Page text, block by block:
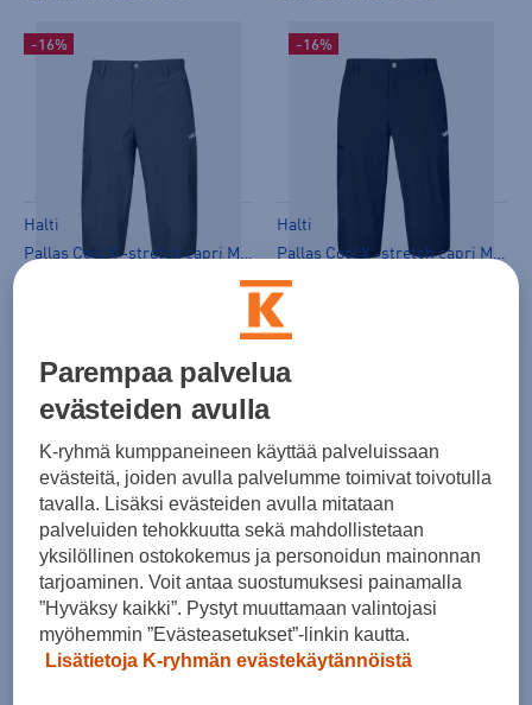
-16%
Halti
30pv alin hinta: 59,99€
-16%
Halti
49,99 €
30pv alin hinta: 59,99€
Halti
Pallas Cool X -stretch capri W - caprit
(6)
McKINLEY
Camp 3/4 Capri M - caprit
(5)
Parempaa palvelua
evästeiden avulla
K-ryhmä kumppaneineen käyttää palveluissaan
evästeitä, joiden avulla palvelumme toimivat toivotulla
tavalla. Lisäksi evästeiden avulla mitataan
palveluiden tehokkuutta sekä mahdollistetaan
yksilöllinen ostokokemus ja personoidun mainonnan
tarjoaminen. Voit antaa suostumuksesi painamalla
”Hyväksy kaikki”. Pystyt muuttamaan valintojasi
myöhemmin ”Evästeasetukset”-linkin kautta.
Lisätietoja K-ryhmän evästekäytännöistä